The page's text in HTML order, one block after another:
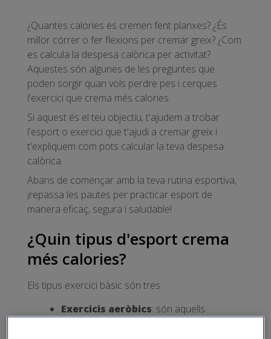
¿Quantes calories es cremen fent planxes? ¿És
millor córrer o fer flexions per cremar greix? ¿Com
es calcula la despesa calòrica per activitat?
Aquestes són algunes de les preguntes que
poden sorgir quan vols perdre pes i cerques
l'exercici que crema més calories.
Si aquest és el teu objectiu, t'ajudem a trobar
l'esport o exercici que t'ajudi a cremar greix i
t'expliquem com pots calcular la teva despesa
calòrica.
Abans de començar amb la teva rutina esportiva,
¡repassa les pautes per practicar esport de
manera eficaç, segura i saludable!
¿Quin tipus d'esport crema
més calories?
Els tipus exercici bàsic són tres:
Exercicis aeròbics: són aquells